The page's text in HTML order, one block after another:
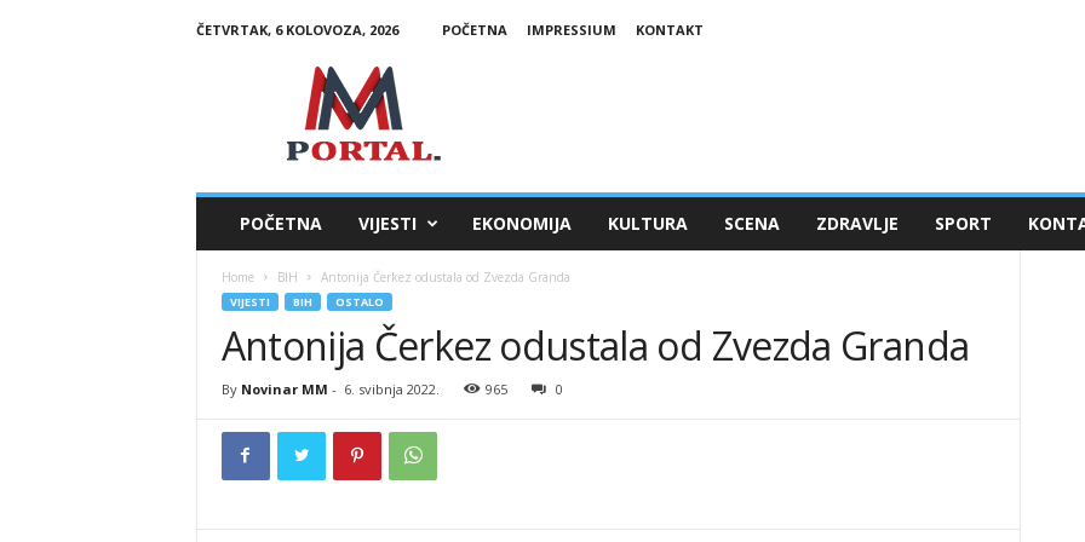
ČETVRTAK, 6 KOLOVOZA, 2026 POČETNA IMPRESSIUM
KONTAKT
POČETNA VIJESTI EKONOMIJA KULTURA SCENA ZDRAVLJE SPORT
Home BIH Antonija Čerkez odustala od Zvezda Granda
VIJESTI BIH OSTALO
Antonija Čerkez odustala od Zvezda Granda
By Novinar MM - 6. svibnja 2022. 965 0